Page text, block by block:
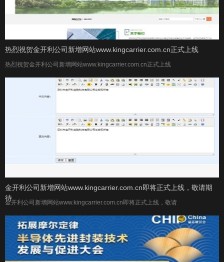
热烈祝贺金开利公司新增网站www.kingcarrier.com.cn正式上线
热烈祝贺金开利公司新增网站www.kingcarrier.com.cn正式上线
金开利公司新增网站www.kingcarrier.com.cn即将正式上线，敬请期
待
金开利公司新增网站www.kingcarrier.com.cn即将正式上线，敬请